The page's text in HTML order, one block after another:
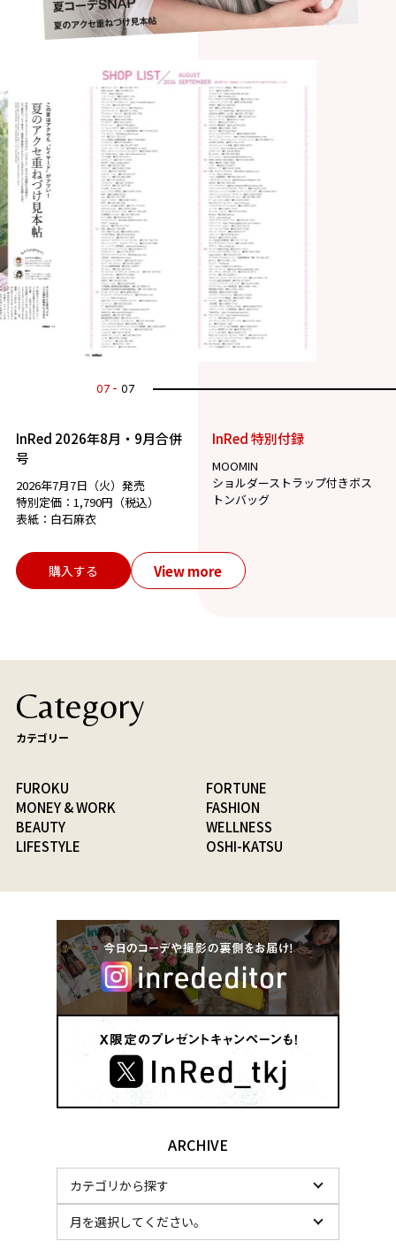
07 07
InRed 2026年8月・9月合併
号
2026年7月7日（火）発売
特別定価：1,790円（税込）
表紙：白石麻衣
InRed 特別付録
MOOMIN
ショルダーストラップ付きボス
トンバッグ
購入する View more
Category
カテゴリー
FUROKU
FORTUNE
MONEY & WORK
FASHION
BEAUTY
WELLNESS
LIFESTYLE
OSHI-KATSU
ARCHIVE